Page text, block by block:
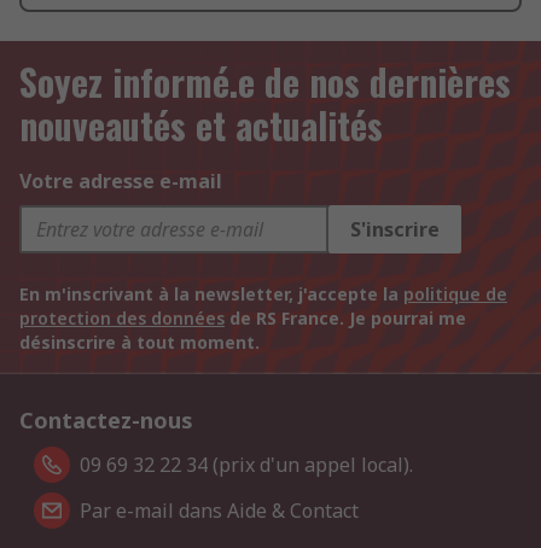
Soyez informé.e de nos dernières
nouveautés et actualités
Votre adresse e-mail
S'inscrire
En m'inscrivant à la newsletter, j'accepte la politique de
protection des données de RS France. Je pourrai me
désinscrire à tout moment.
Contactez-nous
09 69 32 22 34 (prix d'un appel local).
Par e-mail dans Aide & Contact